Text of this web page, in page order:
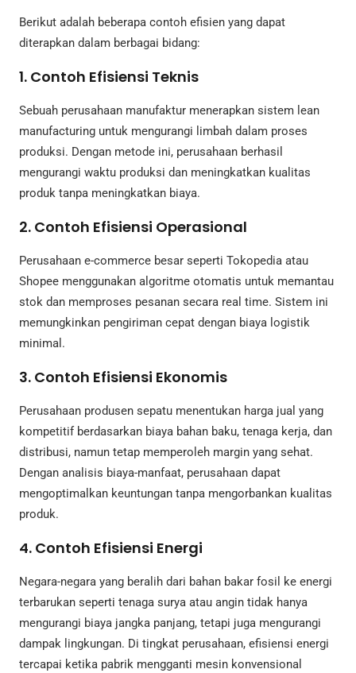
Berikut adalah beberapa contoh efisien yang dapat
diterapkan dalam berbagai bidang:
1. Contoh Efisiensi Teknis
Sebuah perusahaan manufaktur menerapkan sistem lean
manufacturing untuk mengurangi limbah dalam proses
produksi. Dengan metode ini, perusahaan berhasil
mengurangi waktu produksi dan meningkatkan kualitas
produk tanpa meningkatkan biaya.
2. Contoh Efisiensi Operasional
Perusahaan e-commerce besar seperti Tokopedia atau
Shopee menggunakan algoritme otomatis untuk memantau
stok dan memproses pesanan secara real time. Sistem ini
memungkinkan pengiriman cepat dengan biaya logistik
minimal.
3. Contoh Efisiensi Ekonomis
Perusahaan produsen sepatu menentukan harga jual yang
kompetitif berdasarkan biaya bahan baku, tenaga kerja, dan
distribusi, namun tetap memperoleh margin yang sehat.
Dengan analisis biaya-manfaat, perusahaan dapat
mengoptimalkan keuntungan tanpa mengorbankan kualitas
produk.
4. Contoh Efisiensi Energi
Negara-negara yang beralih dari bahan bakar fosil ke energi
terbarukan seperti tenaga surya atau angin tidak hanya
mengurangi biaya jangka panjang, tetapi juga mengurangi
dampak lingkungan. Di tingkat perusahaan, efisiensi energi
tercapai ketika pabrik mengganti mesin konvensional